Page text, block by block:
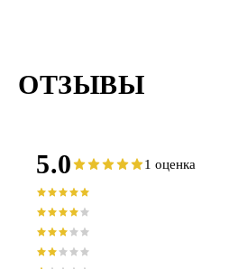
ОТЗЫВЫ
5.0 1 оценка